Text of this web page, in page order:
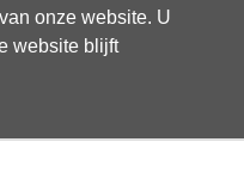
onze website. U
website blijft